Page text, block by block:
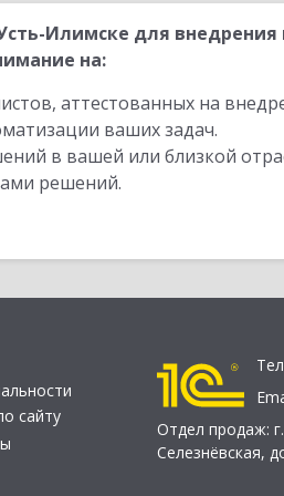
Илимске для
на:
аттестованных на
ваших задач.
в вашей или близкой
решений.
сайту
Отдел продаж:
Селезнёвская,